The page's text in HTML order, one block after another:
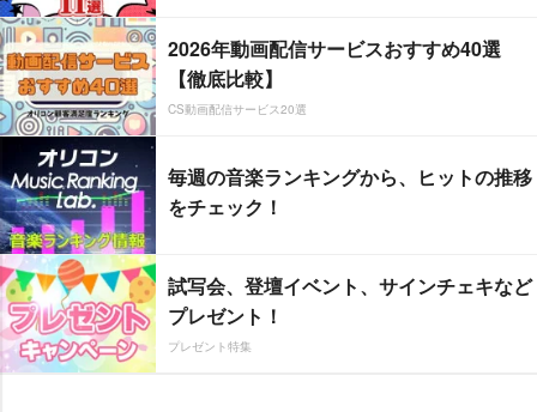
2026年動画配信サービスおすすめ40選
【徹底比較】
CS動画配信サービス20選
毎週の音楽ランキングから、ヒットの推移
をチェック！
試写会、登壇イベント、サインチェキなど
プレゼント！
プレゼント特集